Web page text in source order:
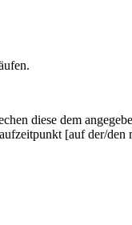
diese dem
[auf der/den